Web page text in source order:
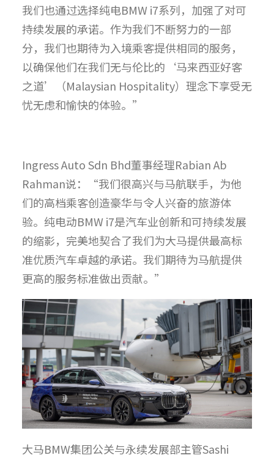
我们也通过选择纯电BMW i7系列，加强了对可
持续发展的承诺。作为我们不断努力的一部
分，我们也期待为入境乘客提供相同的服务，
以确保他们在我们无与伦比的‘马来西亚好客
之道’（Malaysian Hospitality）理念下享受无
忧无虑和愉快的体验。”
Ingress Auto Sdn Bhd董事经理Rabian Ab
Rahman说：“我们很高兴与马航联手，为他
们的高档乘客创造豪华与令人兴奋的旅游体
验。纯电动BMW i7是汽车业创新和可持续发展
的缩影，完美地契合了我们为大马提供最高标
准优质汽车卓越的承诺。我们期待为马航提供
更高的服务标准做出贡献。”
大马BMW集团公关与永续发展部主管Sashi